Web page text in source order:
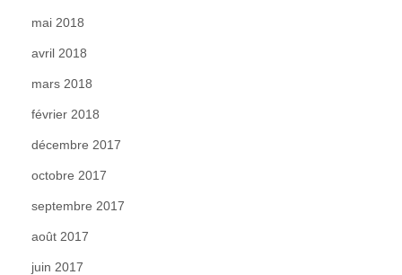
mai 2018
avril 2018
mars 2018
février 2018
décembre 2017
octobre 2017
septembre 2017
août 2017
juin 2017